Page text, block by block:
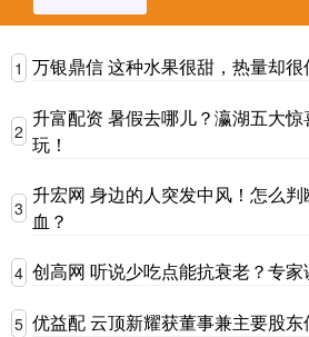
1 万银鼎信 这种水果很甜，热量却
2
升富配资 暑假去哪儿？瀛湖五大
玩！
3
升宏网 身边的人突发中风！怎么
血？
4 创高网 听说少吃点能抗衰老？专家
5 优益配 云顶新耀获董事兼主要股